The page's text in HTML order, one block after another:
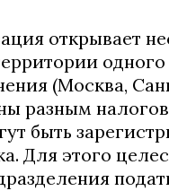
открывает
(Москва,
разным
быть
Для этого